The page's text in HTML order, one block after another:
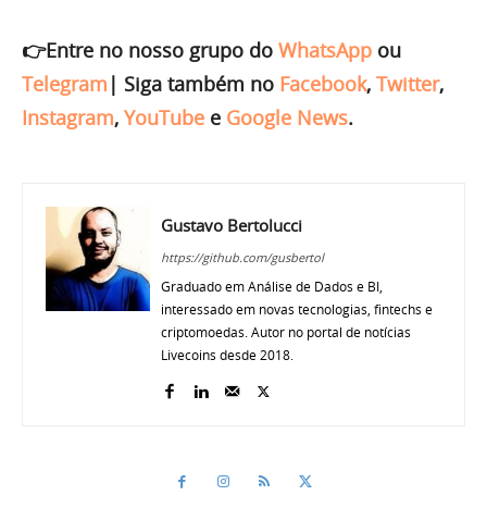
👉Entre no nosso grupo do WhatsApp ou
Telegram | Siga também no Facebook, Twitter,
Instagram, YouTube e Google News.
Gustavo Bertolucci
https://github.com/gusbertol
Graduado em Análise de Dados e BI,
interessado em novas tecnologias, fintechs e
criptomoedas. Autor no portal de notícias
Livecoins desde 2018.